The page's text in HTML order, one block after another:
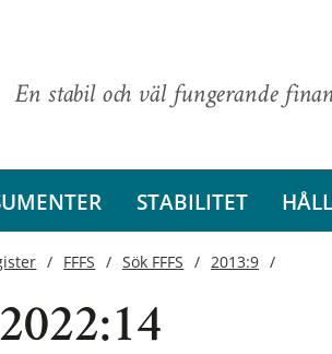
En stabil och väl fungerande
STABILITET
FFFS Sök FFFS 2013:9